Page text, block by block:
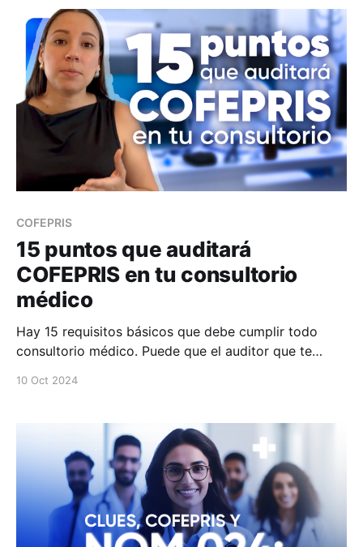
COFEPRIS
15 puntos que auditará
COFEPRIS en tu consultorio
médico
Hay 15 requisitos básicos que debe cumplir todo
consultorio médico. Puede que el auditor que te
sí la mayoría de estos.
10 Oct 2024